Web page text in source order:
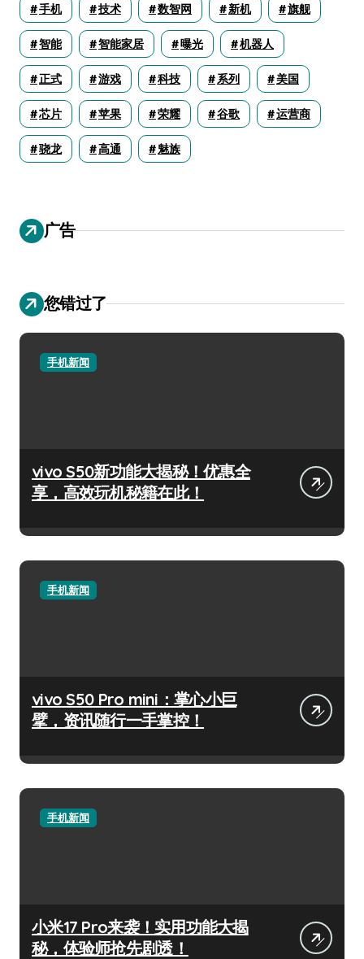
手机 技术 数智网 新机 旗舰
智能 智能家居 曝光 机器人
正式 游戏 科技 系列 美国
芯片 苹果 荣耀 谷歌 运营商
骁龙 高通 魅族
广告
您错过了
手机新闻
vivo S50新功能大揭秘！优惠全
享，高效玩机秘籍在此！
手机新闻
vivo S50 Pro mini：掌心小巨
擘，资讯随行一手掌控！
手机新闻
小米17 Pro来袭！实用功能大揭
秘，体验师抢先剧透！